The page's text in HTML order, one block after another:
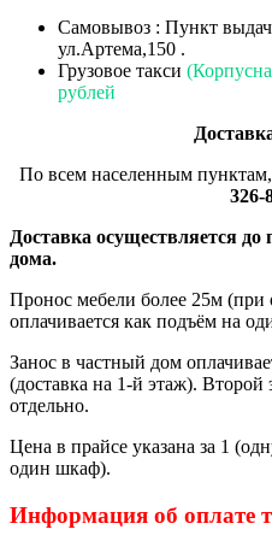
Самовывоз : Пункт
ул.Артема,150 .
Грузовое такси
рублей
По всем населенным пунктам,
326-
Доставка осуществляется до
дома.
Пронос мебели более 25м (при
оплачивается как подъём на
Занос в частный дом
(доставка на 1-й этаж).
отдельно.
Цена в прайсе указана за 1
один шкаф).
Информация об оплате